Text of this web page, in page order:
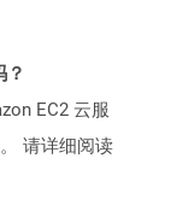
？
EC2 云服
请详细阅读